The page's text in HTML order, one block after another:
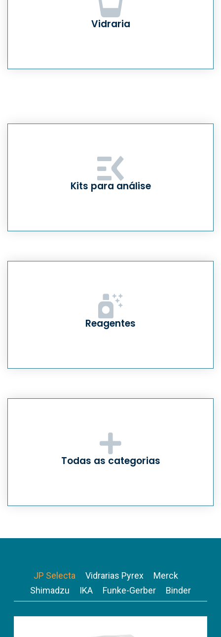
Vidraria
Kits para análise
Reagentes
Todas as categorias
JP Selecta Vidrarias Pyrex
Merck
Shimadzu
IKA Funke-Gerber Binder